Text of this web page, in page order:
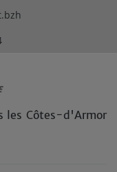
les Côtes-d'Armor